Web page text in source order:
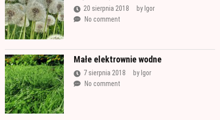
20 sierpnia 2018 by Igor
No comment
Małe elektrownie wodne
7 sierpnia 2018 by Igor
No comment